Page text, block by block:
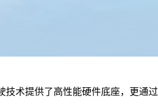
技术提供了高性能硬件底座，更通过